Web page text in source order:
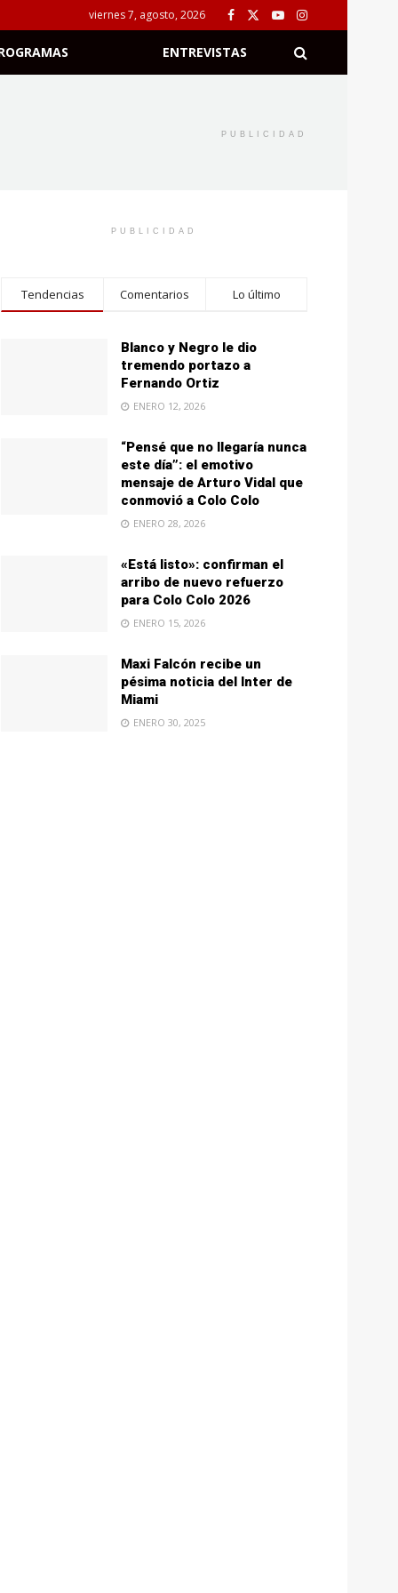
viernes 7, agosto, 2026
ENTREVISTAS
PUBLICIDAD
PUBLICIDAD
Tendencias Comentarios Lo último
Blanco y Negro le dio
tremendo portazo a
Fernando Ortiz
ENERO 12, 2026
“Pensé que no llegaría nunca
este día”: el emotivo
mensaje de Arturo Vidal que
conmovió a Colo Colo
ENERO 28, 2026
«Está listo»: confirman el
arribo de nuevo refuerzo
para Colo Colo 2026
ENERO 15, 2026
Maxi Falcón recibe un
pésima noticia del Inter de
Miami
ENERO 30, 2025